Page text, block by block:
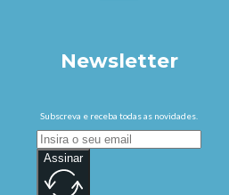
Newsletter
Subscreva e receba todas as novidades.
Assinar